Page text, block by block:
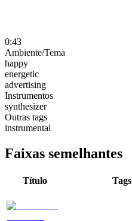
0:43
Ambiente/Tema
happy
energetic
advertising
Instrumentos
synthesizer
Outras tags
instrumental
Faixas semelhantes
Título Tags